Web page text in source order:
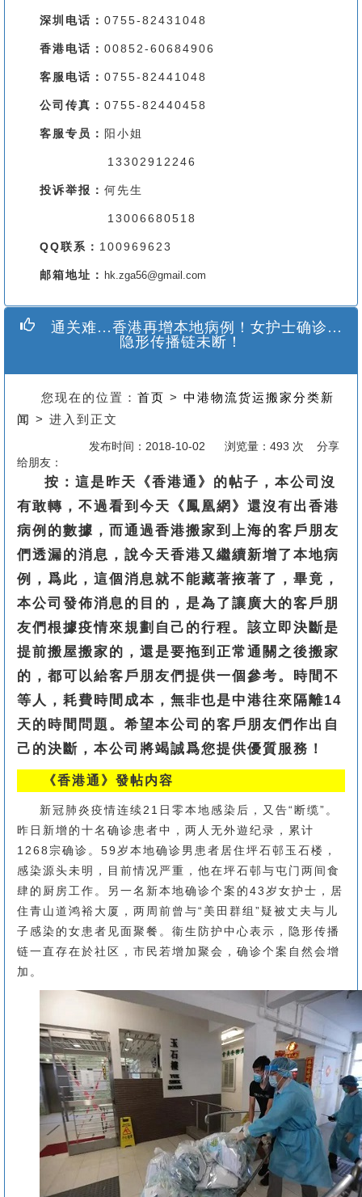
深圳电话： 0755-82431048
香港电话： 00852-60684906
客服电话： 0755-82441048
公司传真： 0755-82440458
客服专员： 阳小姐
13302912246
投诉举报： 何先生
13006680518
QQ联系： 100969623
邮箱地址： hk.zga56@gmail.com
通关难…香港再增本地病例！女护士确诊…
隐形传播链未断！
您现在的位置： 首页 > 中港物流货运搬家分类新
闻 > 进入到正文
发布时间：2018-10-02 浏览量：493 次 分享
给朋友：
按：這是昨天《香港通》的帖子，本公司沒
有敢轉，不過看到今天《鳳凰網》還沒有出香港
病例的數據，而通過香港搬家到上海的客戶朋友
們透漏的消息，說今天香港又繼續新增了本地病
例，爲此，這個消息就不能藏著掖著了，畢竟，
本公司發佈消息的目的，是為了讓廣大的客戶朋
友們根據疫情來規劃自己的行程。該立即決斷是
提前搬屋搬家的，還是要拖到正常通關之後搬家
的，都可以給客戶朋友們提供一個參考。時間不
等人，耗費時間成本，無非也是中港往來隔離14
天的時間問題。希望本公司的客戶朋友們作出自
己的決斷，本公司將竭誠爲您提供優質服務！
《香港通》發帖内容
新冠肺炎疫情连续21日零本地感染后，又告“断缆”。
昨日新增的十名确诊患者中，两人无外遊纪录，累计
1268宗确诊。59岁本地确诊男患者居住坪石邨玉石楼，
感染源头未明，目前情况严重，他在坪石邨与屯门两间食
肆的厨房工作。另一名新本地确诊个案的43岁女护士，居
住青山道鸿裕大厦，两周前曾与“美田群组”疑被丈夫与儿
子感染的女患者见面聚餐。衞生防护中心表示，隐形传播
链一直存在於社区，市民若增加聚会，确诊个案自然会增
加。